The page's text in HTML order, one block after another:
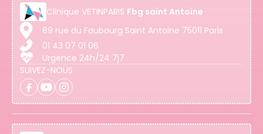
Clinique VETINPARIS Fbg saint Antoine
89 rue du Faubourg Saint Antoine 75011 Paris
01 43 07 01 06
Urgence 24h/24 7j7
SUIVEZ-NOUS